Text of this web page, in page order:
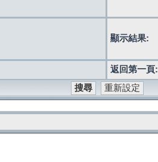
顯示結果:
返回第一頁: